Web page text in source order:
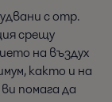
с отр.
срещу
на въздух
както и на
помага да